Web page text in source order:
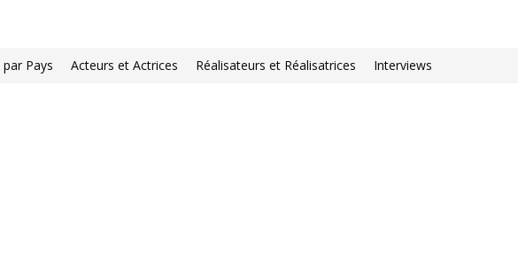
par Pays Acteurs et Actrices Réalisateurs et Réalisatrices Interviews